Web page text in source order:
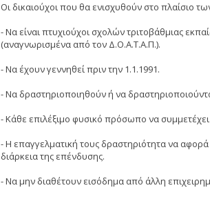
Οι δικαιούχοι που θα ενισχυθούν στο πλαίσιο
- Να είναι πτυχιούχοι σχολών τριτοβάθμιας
(αναγνωρισμένα από τον Δ.Ο.Α.Τ.Α.Π.).
- Να έχουν γεννηθεί πριν την 1.1.1991.
- Να δραστηριοποιηθούν ή να
- Κάθε επιλέξιμο φυσικό πρόσωπο να
- Η επαγγελματική τους δραστηριότητα να αφορά
διάρκεια της επένδυσης.
- Να μην διαθέτουν εισόδημα από άλλη